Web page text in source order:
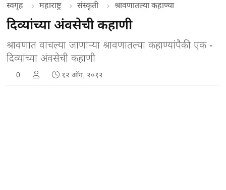
स्वगृह महाराष्ट्र संस्कृती श्रावणातल्या कहाण्या
दिव्यांच्या अंवसेची कहाणी
श्रावणात वाचल्या जाणाऱ्या श्रावणातल्या कहाण्यांपैकी एक -
दिव्यांच्या अंवसेची कहाणी
0 १२ ऑग, २०१२